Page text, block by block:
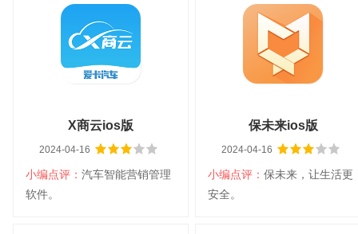
大小：22.5M
平台：IOS
分类：生活软件
语言：中文
查看详情
大小：24.4M
平台：IOS
语言：中文
查看详情
X商云ios版
2024-04-16
小编点评： 汽车智能营销管理
软件。
保未来ios版
2024-04-16
小编点评： 保未来，让生活更
安全。